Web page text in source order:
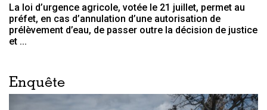
La loi d’urgence agricole, votée le 21 juillet, permet au
préfet, en cas d’annulation d’une autorisation de
prélèvement d’eau, de passer outre la décision de justice
et ...
Enquête